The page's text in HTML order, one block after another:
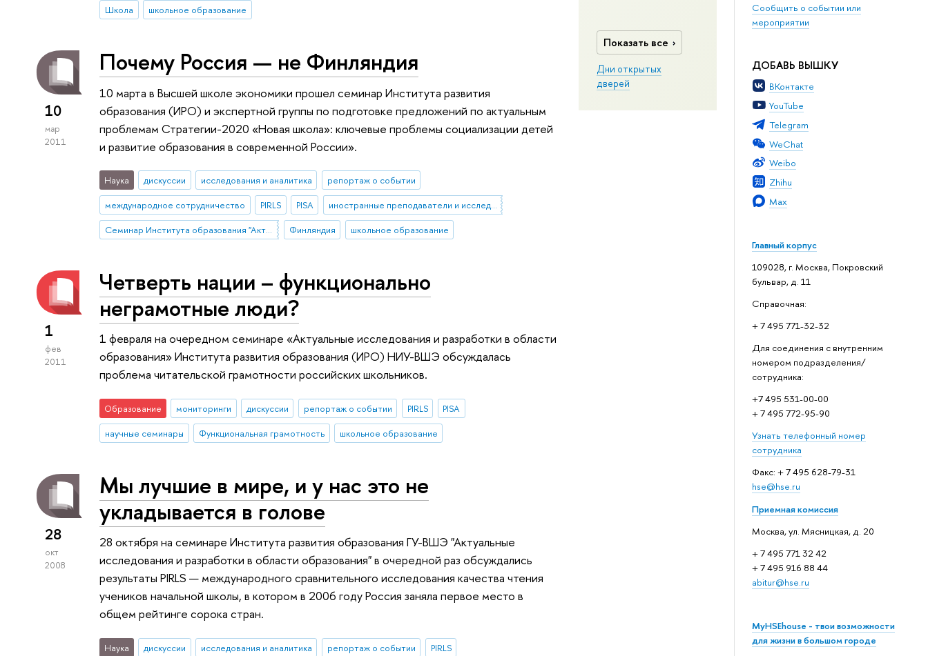
Сообщить о событии или
мероприятии
ДОБАВЬ ВЫШКУ
ВКонтакте
YouTube
Telegram
WeChat
Weibo
Zhihu
Max
Главный корпус
109028, г. Москва, Покровский
бульвар, д. 11
Справочная:
+ 7 495 771-32-32
Для соединения с внутренним
номером подразделения/
сотрудника:
+7 495 531-00-00
+ 7 495 772-95-90
Узнать телефонный номер
сотрудника
Факс: + 7 495 628-79-31
hse@hse.ru
Приемная комиссия
Москва, ул. Мясницкая, д. 20
+ 7 495 771 32 42
+ 7 495 916 88 44
abitur@hse.ru
MyHSEhouse - твои возможности
для жизни в большом городе
Показать все
Дни открытых
дверей
Школа
школьное образование
10
мар
2011
Почему Россия — не Финляндия
10 марта в Высшей школе экономики прошел семинар Института развития
образования (ИРО) и экспертной группы по подготовке предложений по актуальным
проблемам Стратегии-2020 «Новая школа»: ключевые проблемы социализации детей
и развитие образования в современной России».
Наука дискуссии исследования и аналитика
репортаж о событии
международное сотрудничество
PIRLS PISA
иностранные преподаватели и исследователи
Семинар Института образования "Актуальные исследования и разработки в области образования"
Финляндия школьное образование
1
фев
2011
Четверть нации – функционально
неграмотные люди?
1 февраля на очередном семинаре «Актуальные исследования и разработки в области
образования» Института развития образования (ИРО) НИУ-ВШЭ обсуждалась
проблема читательской грамотности российских школьников.
Образование мониторинги дискуссии репортаж о событии PIRLS
PISA
научные семинары
Функциональная грамотность школьное образование
28
окт
2008
Мы лучшие в мире, и у нас это не
укладывается в голове
28 октября на семинаре Института развития образования ГУ-ВШЭ "Актуальные
исследования и разработки в области образования" в очередной раз обсуждались
результаты PIRLS — международного сравнительного исследования качества чтения
учеников начальной школы, в котором в 2006 году Россия заняла первое место в
общем рейтинге сорока стран.
Наука дискуссии исследования и аналитика репортаж о событии
PIRLS